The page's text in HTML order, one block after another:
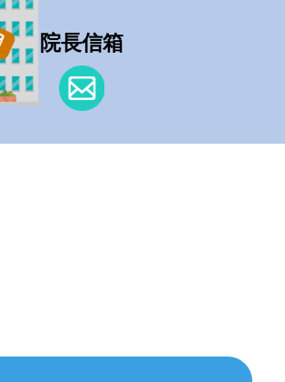
院長信箱